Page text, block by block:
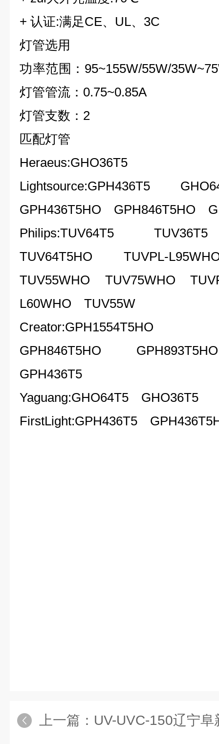
+ 认证:满足CE、UL、3C
灯管选用
功率范围：95~155W/
灯管管流：0.75~0.85A
灯管支数：2
匹配灯管
Heraeus:GHO36T5
Lightsource:GPH436T5
GPH436T5HO GPH846T5HO
Philips:TUV64T5
TUV64T5HO TUVPL-
TUV55WHO TUV75WHO
L60WHO TUV55W
GPH846T5HO
GPH436T5
Yaguang:GHO64T5 GHO36T5
FirstLight:GPH436T5
上一篇： UV-UVC-150辽宁阜新管道式紫外